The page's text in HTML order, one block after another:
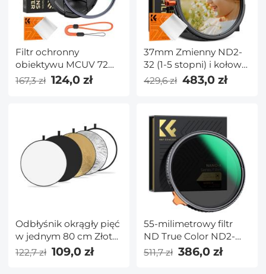
Filtr ochronny
obiektywu MCUV 72
mm z nasadką filtra,
wielowarstwowych,
seria Nano-Xcel
167,3 zł 124,0 zł
37mm Zmienny ND2-
32 (1-5 stopni) i kołowy
filtr polaryzacyjny CPL i
wielowarstwowymi
powłokami do
obiektywów aparatów
fotograficznych serii
Nano-Xcel
429,6 zł 483,0 zł
Odbłyśnik okrągły pięć
w jednym 80 cm Złoty
Srebrny Czarny Biały
Półprzezroczysty panel
122,7 zł 109,0 zł
55-milimetrowy filtr
ND True Color ND2-
ND32 z 28 warstwami
zielonej folii
511,7 zł 386,0 zł